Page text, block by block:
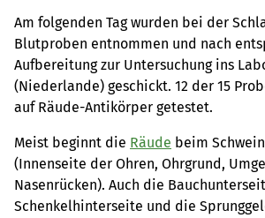
Am folgenden Tag wurden bei der
Blutproben entnommen und nach
Aufbereitung zur Untersuchung ins
(Niederlande) geschickt. 12 der 15
auf Räude-Antikörper getestet.
Meist beginnt die Räude beim
(Innenseite der Ohren, Ohrgrund,
Nasenrücken). Auch die
Schenkelhinterseite und die